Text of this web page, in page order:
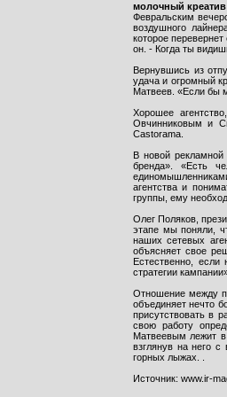
молочный креатив
Февральским
воздушного
которое
он. - Когда ты
Вернувшись из
удача и огромный
Матвеев. «Если бы
Хорошее
Овчинниковым и
Castorama.
В новой рекламной
бренда». «Есть
агентства и
группы, ему
Олег Поляков,
этапе мы поняли,
наших сетевых
объясняет свое
Естественно,
стратегии
Отношение между
объединяет нечто
присутствовать в
свою работу
Матвеевым лежит
взглянув на него
горных лыжах. .
Источник: www.ir-